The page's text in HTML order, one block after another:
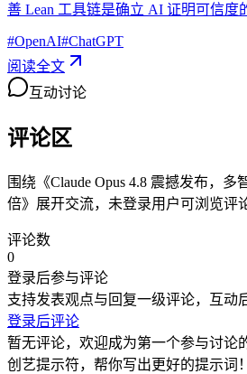
善 Lean 工具链是确立 AI 证明可信度
#OpenAI#ChatGPT
阅读全文
互动讨论
评论区
围绕《Claude Opus 4.8 震撼发布，
倍》展开交流，未登录用户可浏览评
评论数
0
登录后参与评论
支持发表观点与回复一级评论，互动
登录后评论
暂无评论，欢迎成为第一个参与讨论
创艺提示符，帮你写出更好的提示词！